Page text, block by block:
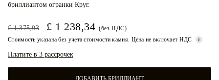
бриллиантом огранки Круг.
£ 1 375,93 £ 1 238,34(без НДС)
Стоимость указана без учета стоимости камня. Цена не включает НДС
Платите в 3 рассрочек
ДОБАВИТЬ БРИЛЛИАНТ